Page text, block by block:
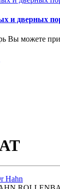
и дверных
Вы можете
Hahn